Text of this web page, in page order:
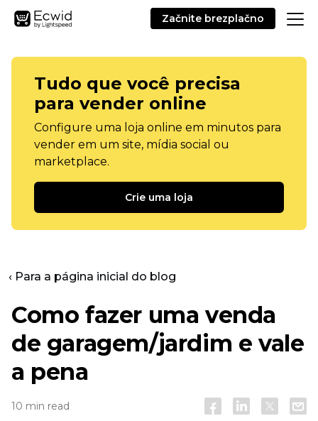
Začnite brezplačno
Tudo que você precisa
para vender online
Configure uma loja online em minutos para
vender em um site, mídia social ou
marketplace.
Crie uma loja
‹ Para a página inicial do blog
Como fazer uma venda
de garagem/jardim e vale
a pena
10 min read